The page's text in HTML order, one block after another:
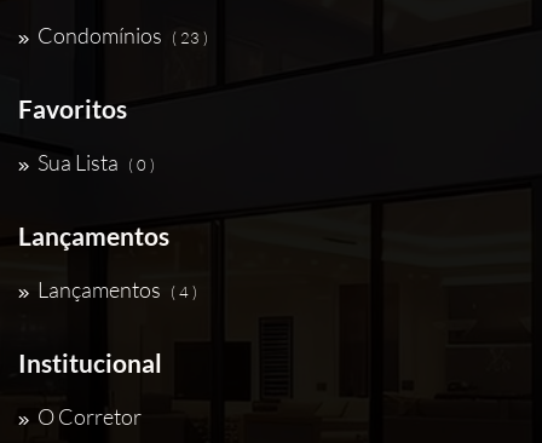
Condomínios ( 23 )
Favoritos
Sua Lista ( 0 )
Lançamentos
Lançamentos ( 4 )
Institucional
O Corretor